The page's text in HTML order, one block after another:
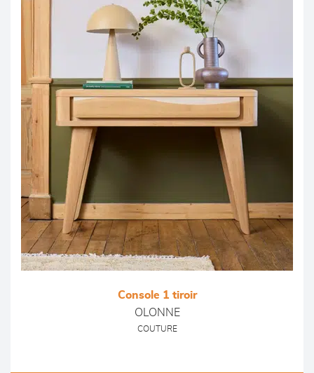
Console 1 tiroir
OLONNE
COUTURE